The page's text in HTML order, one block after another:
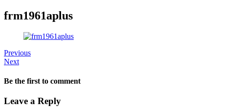
frm1961aplus
Previous
Next
Be the first to comment
Leave a Reply